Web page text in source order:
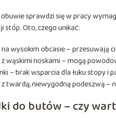
obuwie sprawdzi się w pracy
stóp. Oto, czego unikać:
wysokim obcasie – przesuwają
wąskimi noskami – mogą
– brak wsparcia dla łuku stopy
twardą, niewygodną podeszwą –
do butów – czy